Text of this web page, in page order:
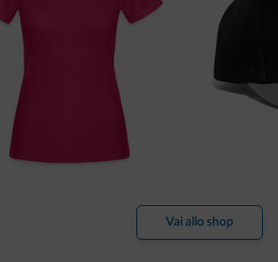
Vai allo shop